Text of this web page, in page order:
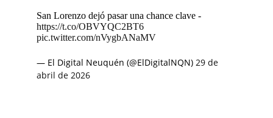
San Lorenzo dejó pasar una chance clave -
https://t.co/OBVYQC2BT6
pic.twitter.com/nVygbANaMV
— El Digital Neuquén (@ElDigitalNQN) 29 de
abril de 2026